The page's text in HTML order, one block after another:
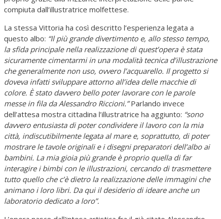
compiuta dall’illustratrice molfettese.
La stessa Vittoria ha così descritto l’esperienza legata a
questo albo: “Il più grande divertimento e, allo stesso tempo,
la sfida principale nella realizzazione di quest’opera è stata
sicuramente cimentarmi in una modalità tecnica d’illustrazione
che generalmente non uso, ovvero l’acquarello. Il progetto si
doveva infatti sviluppare attorno all’idea delle macchie di
colore. È stato davvero bello poter lavorare con le parole
messe in fila da Alessandro Riccioni.”Parlando invece
dell’attesa mostra cittadina l’illustratrice ha aggiunto: “sono
davvero entusiasta di poter condividere il lavoro con la mia
città, indiscutibilmente legata al mare e, soprattutto, di poter
mostrare le tavole originali e i disegni preparatori dell’albo ai
bambini. La mia gioia più grande è proprio quella di far
interagire i bimbi con le illustrazioni, cercando di trasmettere
tutto quello che c’è dietro la realizzazione delle immagini che
animano i loro libri. Da qui il desiderio di ideare anche un
laboratorio dedicato a loro”.